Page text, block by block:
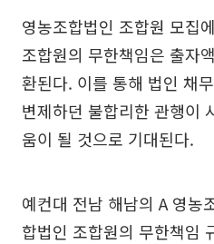
영농조합법인 조합원 모집
조합원의 무한책임은 출자
환된다. 이를 통해 법인 채
변제하던 불합리한 관행이
움이 될 것으로 기대된다.
예컨대 전남 해남의 A 영농
합법인 조합원의 무한책임